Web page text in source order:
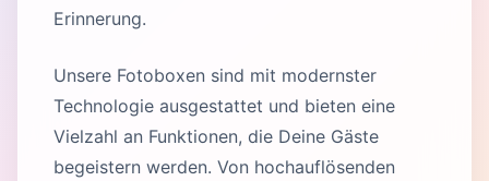
Erinnerung.
Unsere Fotoboxen sind mit modernster
Technologie ausgestattet und bieten eine
Vielzahl an Funktionen, die Deine Gäste
begeistern werden. Von hochauflösenden